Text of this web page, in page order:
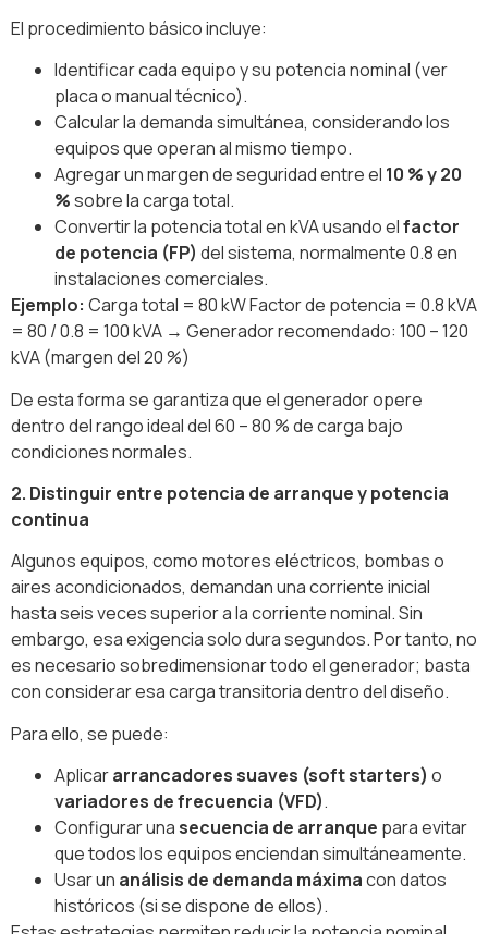
El procedimiento básico incluye:
Identificar cada equipo y su potencia nominal (ver
placa o manual técnico).
Calcular la demanda simultánea, considerando los
equipos que operan al mismo tiempo.
Agregar un margen de seguridad entre el 10 % y 20
%sobre la carga total.
Convertir la potencia total en kVA usando elfactor
de potencia (FP) del sistema, normalmente 0.8 en
instalaciones comerciales.
Ejemplo: Carga total = 80 kW Factor de potencia = 0.8 kVA
= 80 / 0.8 = 100 kVA → Generador recomendado: 100 – 120
kVA (margen del 20 %)
De esta forma se garantiza que el generador opere
dentro del rango ideal del 60 – 80 % de carga bajo
condiciones normales.
2. Distinguir entre potencia de arranque y potencia
continua
Algunos equipos, como motores eléctricos, bombas o
aires acondicionados, demandan una corriente inicial
hasta seis veces superior a la corriente nominal. Sin
embargo, esa exigencia solo dura segundos. Por tanto, no
es necesario sobredimensionar todo el generador; basta
con considerar esa carga transitoria dentro del diseño.
Para ello, se puede:
Aplicararrancadores suaves (soft starters) o
variadores de frecuencia (VFD).
Configurar unasecuencia de arranque para evitar
que todos los equipos enciendan simultáneamente.
Usar un análisis de demanda máximacon datos
históricos (si se dispone de ellos).